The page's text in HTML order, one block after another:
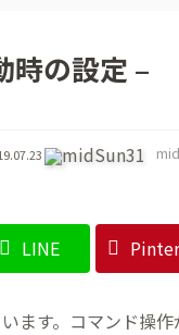
の設定 –
LINE
ます。コマンド操作